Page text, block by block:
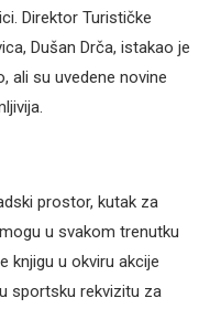
Direktor Turističke
Dušan Drča, istakao je
ali su uvedene novine
prostor, kutak za
u svakom trenutku
knjigu u okviru akcije
sportsku rekvizitu za